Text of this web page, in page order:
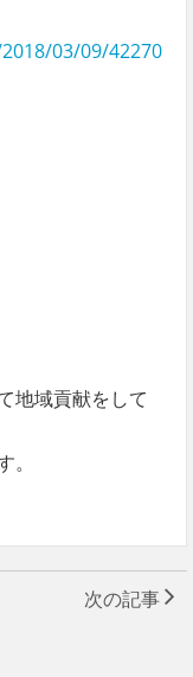
03/09/42270
地域貢献をして
次の記事